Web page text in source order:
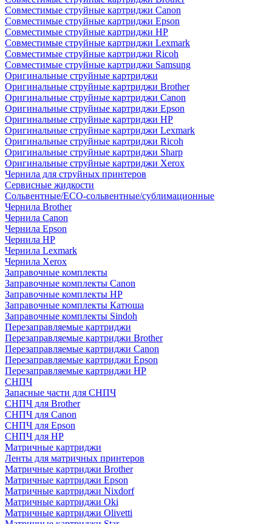
Совместимые струйные картриджи Canon
Совместимые струйные картриджи Epson
Совместимые струйные картриджи HP
Совместимые струйные картриджи Lexmark
Совместимые струйные картриджи Ricoh
Совместимые струйные картриджи Samsung
Оригинальные струйные картриджи
Оригинальные струйные картриджи Brother
Оригинальные струйные картриджи Canon
Оригинальные струйные картриджи Epson
Оригинальные струйные картриджи HP
Оригинальные струйные картриджи Lexmark
Оригинальные струйные картриджи Ricoh
Оригинальные струйные картриджи Sharp
Оригинальные струйные картриджи Xerox
Чернила для струйных принтеров
Сервисные жидкости
Сольвентные/ECO-сольвентные/сублимационные
Чернила Brother
Чернила Canon
Чернила Epson
Чернила HP
Чернила Lexmark
Чернила Xerox
Заправочные комплекты
Заправочные комплекты Canon
Заправочные комплекты HP
Заправочные комплекты Катюша
Заправочные комплекты Sindoh
Перезаправляемые картриджи
Перезаправляемые картриджи Brother
Перезаправляемые картриджи Canon
Перезаправляемые картриджи Epson
Перезаправляемые картриджи HP
СНПЧ
Запасные части для СНПЧ
СНПЧ для Brother
СНПЧ для Canon
СНПЧ для Epson
СНПЧ для HP
Матричные картриджи
Ленты для матричных принтеров
Матричные картриджи Brother
Матричные картриджи Epson
Матричные картриджи Nixdorf
Матричные картриджи Oki
Матричные картриджи Olivetti